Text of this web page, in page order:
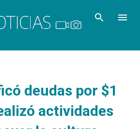
deudas por $1
actividades